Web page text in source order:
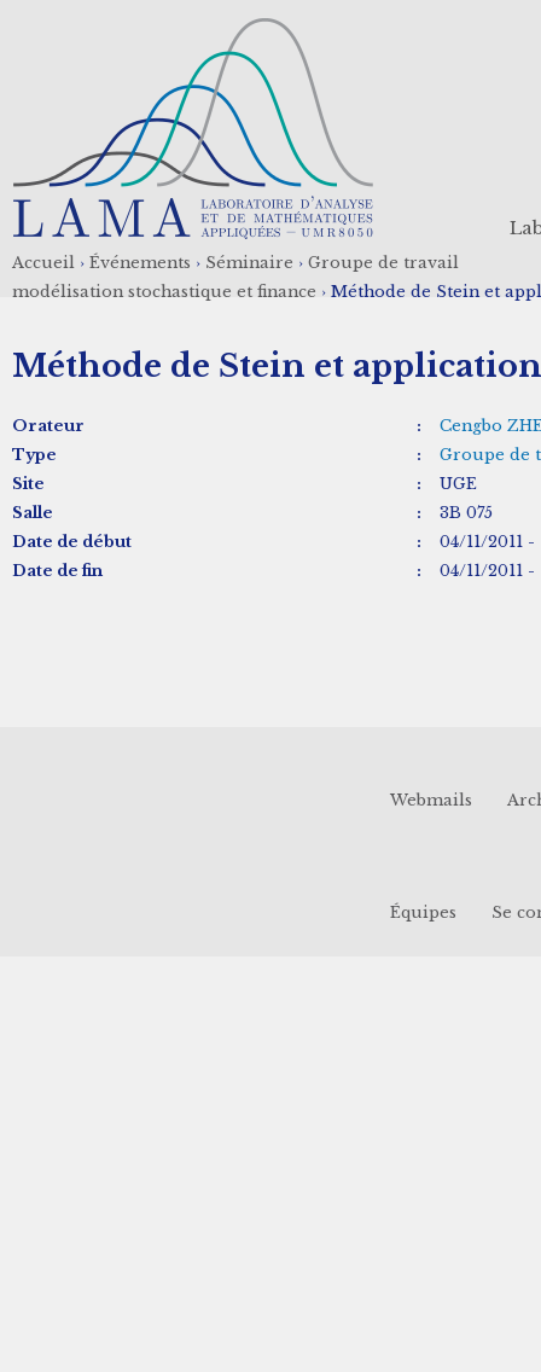
Fil
Accueil › Événements › Séminaire › Groupe de travail
modélisation stochastique et finance › Méthode de Stein et
Méthode de Stein et
Orateur :
Cengbo
Type
:
Groupe de
Site
:
UGE
Salle
:
3B 075
Date de début
:
04/11/2011 -
Date de fin
: 04/11/2011 -
Webmails
Équipes Se